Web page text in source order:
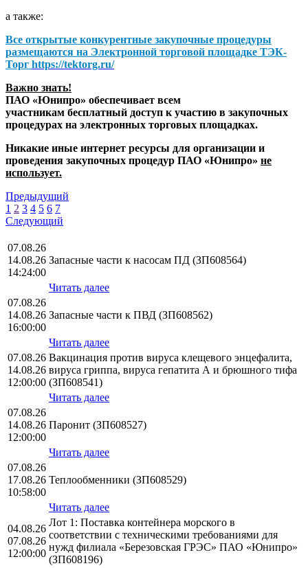
а также:
Все открытые конкурентные закупочные процедуры
размещаются на Электронной торговой площадке ТЭК-
Торг https://tektorg.ru/
Важно знать!
ПАО «Юнипро» обеспечивает всем
участникам бесплатный доступ к участию в закупочных
процедурах на электронных торговых площадках.
Никакие иные интернет ресурсы для организации и
проведения закупочных процедур ПАО «Юнипро» не
использует.
Предыдущий
1 2 3 4 5 6 7
Следующий
07.08.26
14.08.26
14:24:00
Запасные части к насосам ПД (ЗП608564)
Читать далее
07.08.26
14.08.26
16:00:00
Запасные части к ПВД (ЗП608562)
Читать далее
07.08.26
14.08.26
12:00:00
Вакцинация против вируса клещевого энцефалита,
вируса гриппа, вируса гепатита А и брюшного тифа
(ЗП608541)
Читать далее
07.08.26
14.08.26
12:00:00
Паронит (ЗП608527)
Читать далее
07.08.26
17.08.26
10:58:00
Теплообменники (ЗП608529)
Читать далее
04.08.26
07.08.26
12:00:00
Лот 1: Поставка контейнера морского в
соответствии с техническими требованиями для
нужд филиала «Березовская ГРЭС» ПАО «Юнипро»
(ЗП608196)